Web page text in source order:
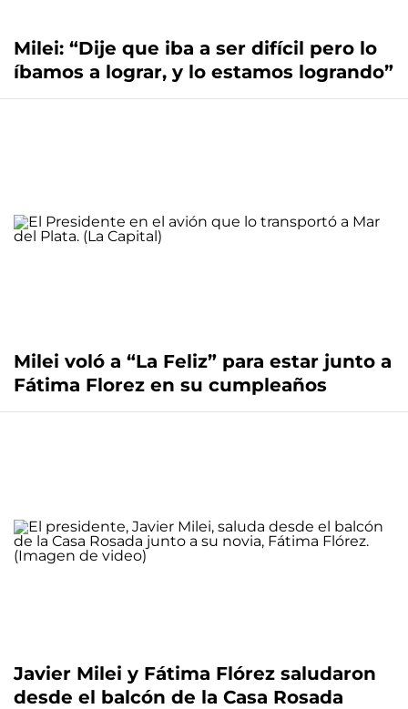
Milei: “Dije que iba a ser difícil pero lo
íbamos a lograr, y lo estamos logrando”
Milei voló a “La Feliz” para estar junto a
Fátima Florez en su cumpleaños
Javier Milei y Fátima Flórez saludaron
desde el balcón de la Casa Rosada